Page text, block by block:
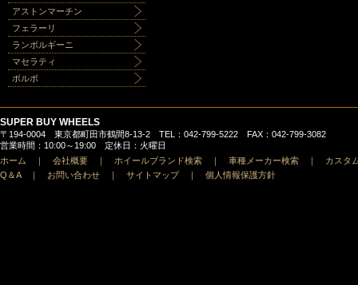
アストンマーチン
フェラーリ
ランボルギーニ
マセラティ
ボルボ
SUPER BUY WHEELS
〒194-0004 東京都町田市鶴間8-13-2 TEL：042-799-5222 FAX：042-799-3082
営業時間：10:00～19:00 定休日：火曜日
ホーム ｜ 会社概要 ｜ ホイールブランド検索 ｜ 車種メーカー検索 ｜ カスタ
Q＆A｜ お問い合わせ ｜ サイトマップ｜ 個人情報保護方針